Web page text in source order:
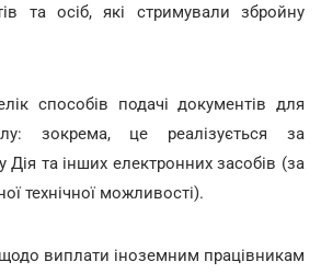
та осіб, які стримували збройну
способів подачі документів для
зокрема, це реалізується за
та інших електронних засобів (за
технічної можливості).
виплати іноземним працівникам